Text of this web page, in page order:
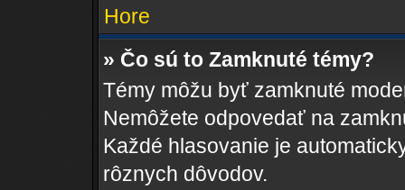
Hore
» Čo sú to Zamknuté témy?
Témy môžu byť zamknuté
Nemôžete odpovedať na
Každé hlasovanie je
rôznych dôvodov.